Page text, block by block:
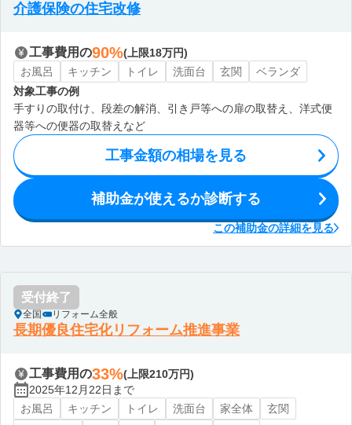
介護保険の住宅改修
工事費用の90%(上限18万円)
お風呂
キッチン トイレ 洗面台 玄関
ベランダ
対象工事の例
手すりの取付け、段差の解消、引き戸等への扉の取替え、洋式便
器等への便器の取替えなど
工事金額の相場を見る
補助金が使えるか診断する
この補助金の詳細を見る
受付終了
全国 リフォーム全般
長期優良住宅化リフォーム推進事業
工事費用の33%(上限210万円)
2025年12月22日まで
お風呂
キッチン トイレ 洗面台 家全体
玄関